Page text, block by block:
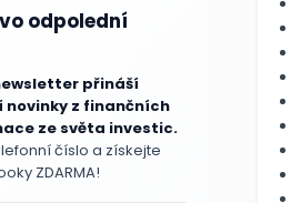
odpolední
přináší
novinky z finančních
ze světa investic.
číslo a získejte
ZDARMA!